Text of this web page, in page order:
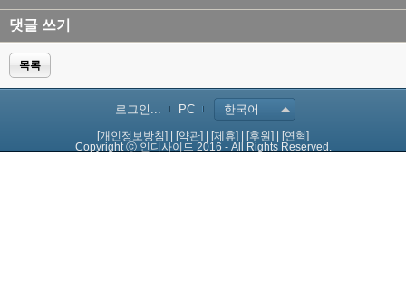
댓글 쓰기
목록
로그인... PC 한국어
[개인정보방침] [약관] [제휴] [후원]
[연혁]
Copyright ⓒ 인디사이드 2016 - All Rights Reserved.